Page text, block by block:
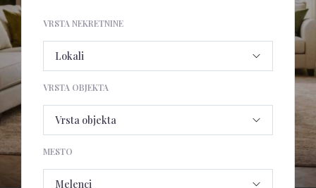
VRSTA NEKRETNINE
VRSTA OBJEKTA
MESTO